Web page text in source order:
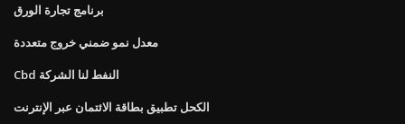
برنامج تجارة الورق
معدل نمو ضمني خروج متعددة
Cbd النفط لنا الشركة
الكحل تطبيق بطاقة الائتمان عبر الإنترنت